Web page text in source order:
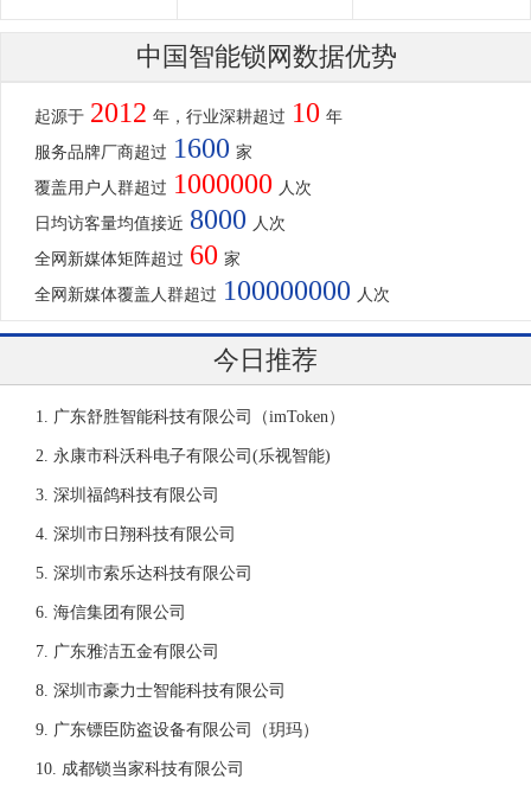
中国智能锁网数据优势
起源于 2012 年，行业深耕超过 10 年
服务品牌厂商超过 1600 家
覆盖用户人群超过 1000000 人次
日均访客量均值接近 8000 人次
全网新媒体矩阵超过 60 家
全网新媒体覆盖人群超过 100000000 人次
今日推荐
广东舒胜智能科技有限公司（imToken）
永康市科沃科电子有限公司(乐视智能)
深圳福鸽科技有限公司
深圳市日翔科技有限公司
深圳市索乐达科技有限公司
海信集团有限公司
广东雅洁五金有限公司
深圳市豪力士智能科技有限公司
广东镖臣防盗设备有限公司（玥玛）
成都锁当家科技有限公司